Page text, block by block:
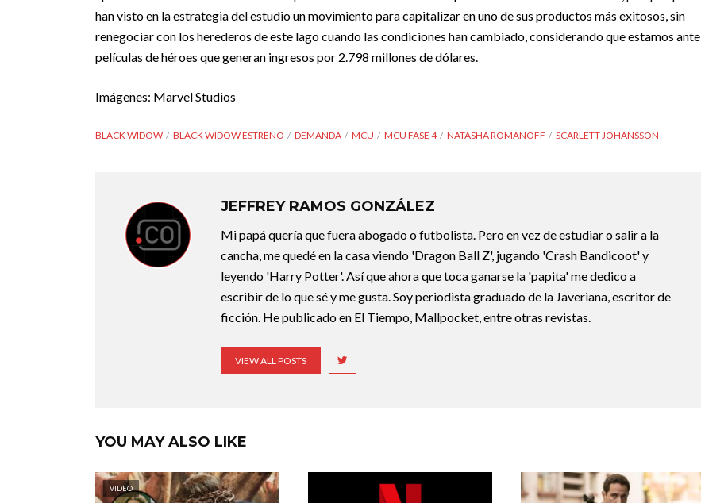
han visto en la estrategia del estudio un movimiento para capitalizar en uno de sus productos más exitosos, sin
renegociar con los herederos de este lago cuando las condiciones han cambiado, considerando que estamos ante
películas de héroes que generan ingresos por 2.798 millones de dólares.
Imágenes: Marvel Studios
BLACK WIDOW BLACK WIDOW ESTRENO DEMANDA MCU MCU FASE 4 NATASHA ROMANOFF SCARLETT JOHANSSON
JEFFREY RAMOS GONZÁLEZ
Mi papá quería que fuera abogado o futbolista. Pero en vez de estudiar o salir a la
cancha, me quedé en la casa viendo 'Dragon Ball Z', jugando 'Crash Bandicoot' y
leyendo 'Harry Potter'. Así que ahora que toca ganarse la 'papita' me dedico a
escribir de lo que sé y me gusta. Soy periodista graduado de la Javeriana, escritor de
ficción. He publicado en El Tiempo, Mallpocket, entre otras revistas.
VIEW ALL POSTS
YOU MAY ALSO LIKE
VIDEO